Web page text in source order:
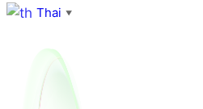
Thai ▼